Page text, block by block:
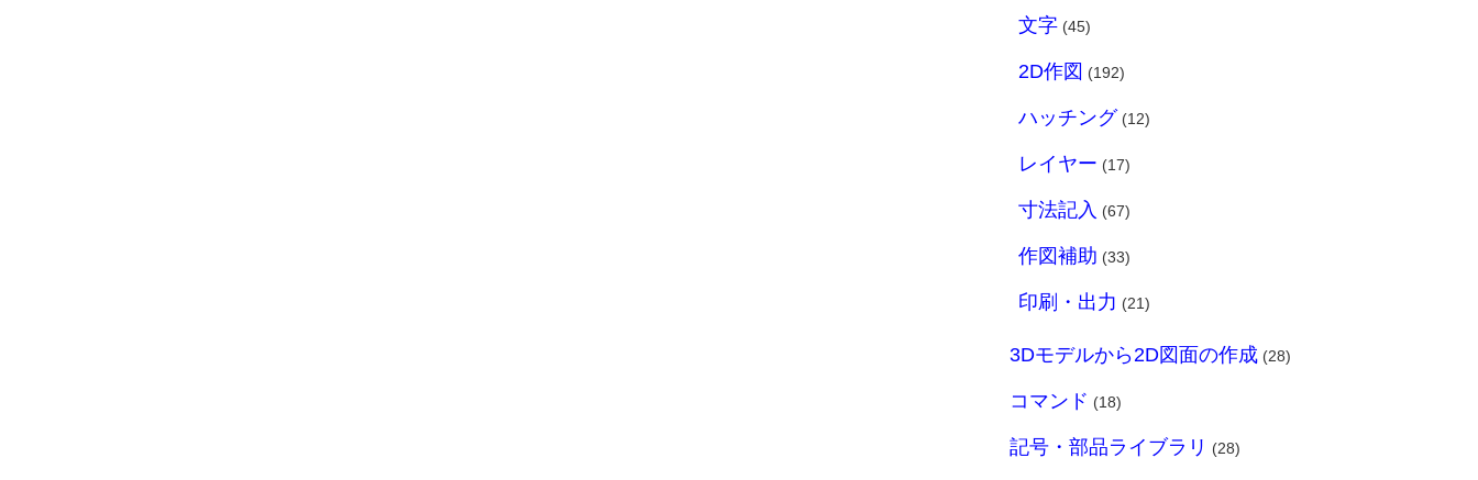
文字 (45)
2D作図 (192)
ハッチング (12)
レイヤー (17)
寸法記入 (67)
作図補助 (33)
印刷・出力 (21)
3Dモデルから2D図面の作成 (28)
コマンド (18)
記号・部品ライブラリ (28)